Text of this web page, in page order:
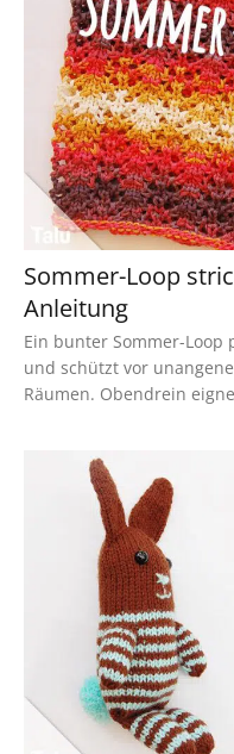
Sommer-Loop
Anleitung
Ein bunter Sommer-
und schützt vor
Räumen. Obendrein